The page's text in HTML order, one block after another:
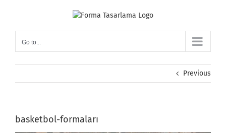
Go to...
Previous
basketbol-formaları